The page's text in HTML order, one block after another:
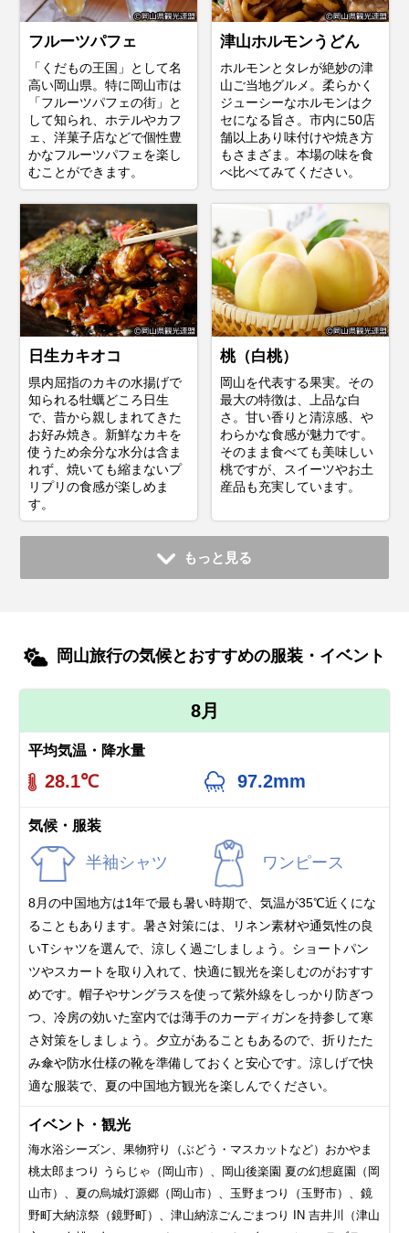
フルーツパフェ
「くだもの王国」として名
高い岡山県。特に岡山市は
「フルーツパフェの街」と
して知られ、ホテルやカフ
ェ、洋菓子店などで個性豊
かなフルーツパフェを楽し
むことができます。
津山ホルモンうどん
ホルモンとタレが絶妙の津
山ご当地グルメ。柔らかく
ジューシーなホルモンはク
セになる旨さ。市内に50店
舗以上あり味付けや焼き方
もさまざま。本場の味を食
べ比べてみてください。
日生カキオコ
県内屈指のカキの水揚げで
知られる牡蠣どころ日生
で、昔から親しまれてきた
お好み焼き。新鮮なカキを
使うため余分な水分は含ま
れず、焼いても縮まないプ
リプリの食感が楽しめま
す。
桃（白桃）
岡山を代表する果実。その
最大の特徴は、上品な白
さ。甘い香りと清涼感、や
わらかな食感が魅力です。
そのまま食べても美味しい
桃ですが、スイーツやお土
産品も充実しています。
もっと見る
岡山旅行の気候とおすすめの服装・イベント
8月
平均気温・降水量
28.1℃ 97.2mm
気候・服装
半袖シャツ ワンピース
8月の中国地方は1年で最も暑い時期で、気温が35℃近くにな
ることもあります。暑さ対策には、リネン素材や通気性の良
いTシャツを選んで、涼しく過ごしましょう。ショートパン
ツやスカートを取り入れて、快適に観光を楽しむのがおすす
めです。帽子やサングラスを使って紫外線をしっかり防ぎつ
つ、冷房の効いた室内では薄手のカーディガンを持参して寒
さ対策をしましょう。夕立があることもあるので、折りたた
み傘や防水仕様の靴を準備しておくと安心です。涼しげで快
適な服装で、夏の中国地方観光を楽しんでください。
イベント・観光
海水浴シーズン、果物狩り（ぶどう・マスカットなど）おかやま
桃太郎まつり うらじゃ（岡山市）、岡山後楽園 夏の幻想庭園（岡
山市）、夏の烏城灯源郷（岡山市）、玉野まつり（玉野市）、鏡
野町大納涼祭（鏡野町）、津山納涼ごんごまつり IN 吉井川（津山